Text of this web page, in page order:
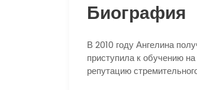
Биография
В 2010 году Ангелина
приступила к обучению
репутацию